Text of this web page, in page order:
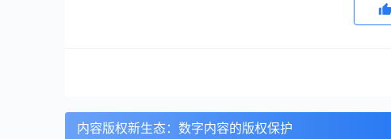
内容版权新生态：数字内容的版权保护